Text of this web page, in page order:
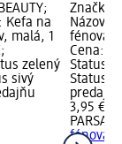
Kefa na
malá, 1
zelený
sivý
Značka:
Názov
Cena:
Status
Status
predajňu
3,95 €
PARSA